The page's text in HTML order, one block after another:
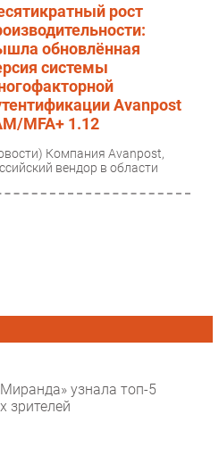
рост
обновлённая
системы
Avanpost
MFA+ 1.12
Компания Avanpost,
вендор в области
данных,
узнала топ-5
зрителей